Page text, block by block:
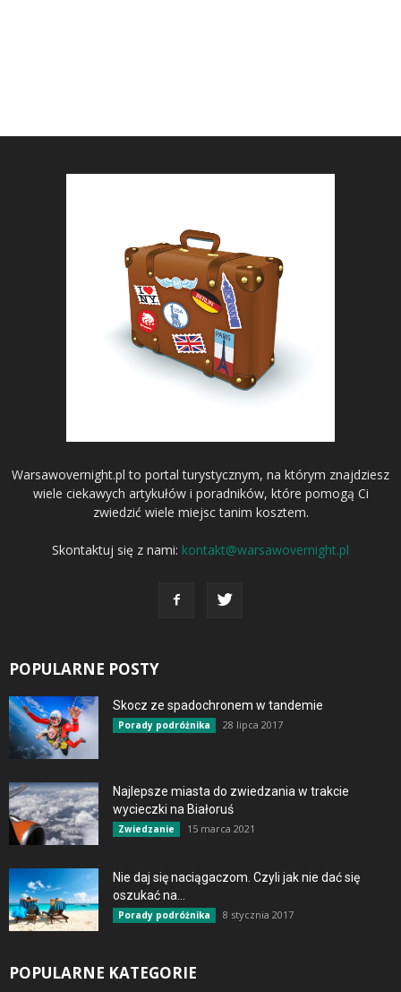
Warsawovernight.pl to portal turystycznym, na którym znajdziesz
wiele ciekawych artykułów i poradników, które pomogą Ci
zwiedzić wiele miejsc tanim kosztem.
Skontaktuj się z nami: kontakt@warsawovernight.pl
POPULARNE POSTY
Skocz ze spadochronem w tandemie
Porady podróżnika 28 lipca 2017
Najlepsze miasta do zwiedzania w trakcie
wycieczki na Białoruś
Zwiedzanie 15 marca 2021
Nie daj się naciągaczom. Czyli jak nie dać się
oszukać na...
Porady podróżnika 8 stycznia 2017
POPULARNE KATEGORIE